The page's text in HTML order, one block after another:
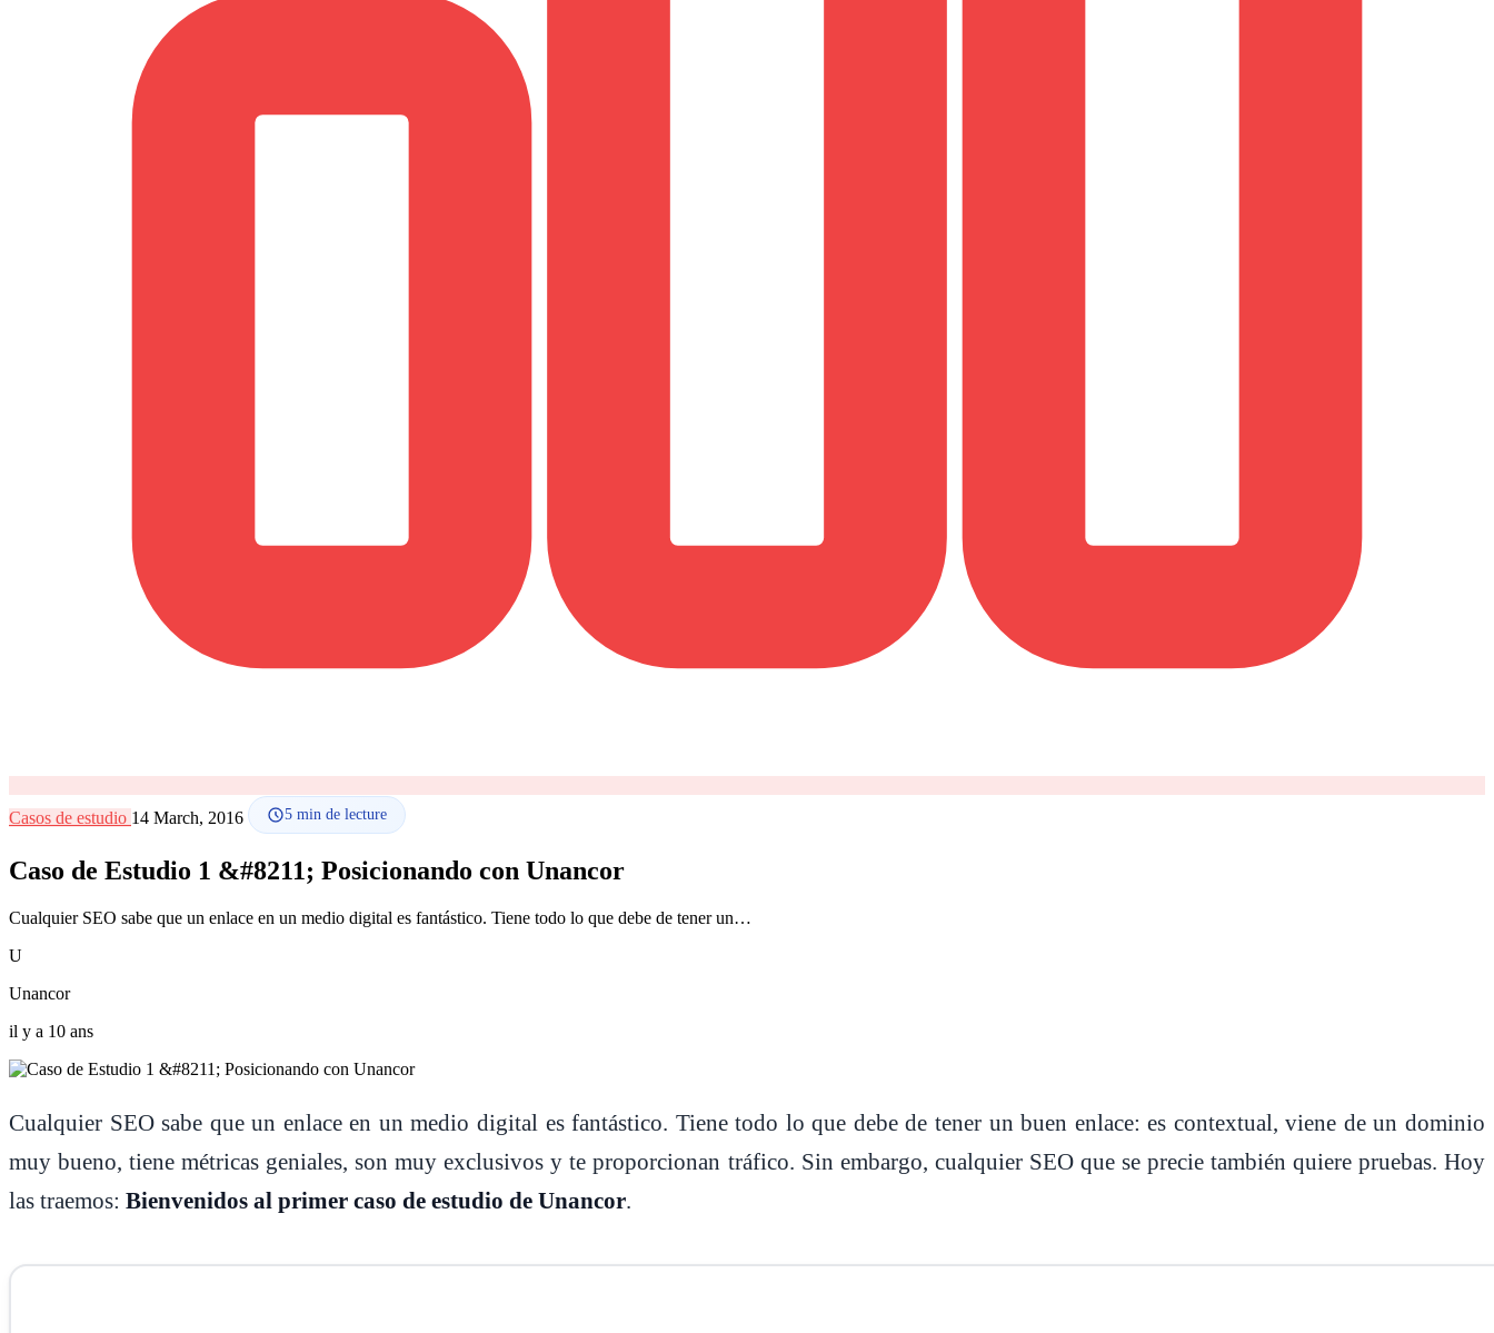
Casos de estudio 14 March, 2016 5 min de lecture
Caso de Estudio 1 &#8211; Posicionando con Unancor
Cualquier SEO sabe que un enlace en un medio digital es fantástico. Tiene todo lo que debe de tener un…
U
Unancor
il y a 10 ans
Cualquier SEO sabe que un enlace en un medio digital es fantástico. Tiene todo lo que debe de tener un buen enlace: es contextual, viene de un dominio
muy bueno, tiene métricas geniales, son muy exclusivos y te proporcionan tráfico. Sin embargo, cualquier SEO que se precie también quiere pruebas. Hoy
las traemos: Bienvenidos al primer caso de estudio de Unancor.